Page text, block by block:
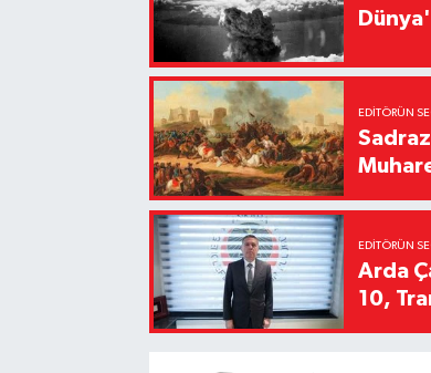
EDITÖRÜN
EDITÖRÜN
Arda
10,